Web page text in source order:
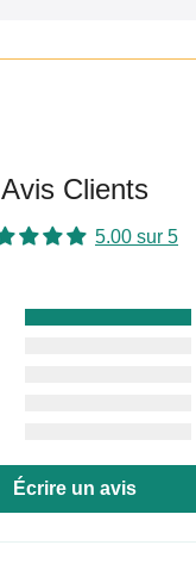
Avis Clients
5.00 sur 5
Écrire un avis